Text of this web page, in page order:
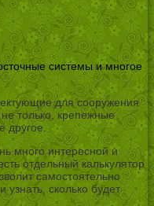
системы и многое
для сооружения
только, крепежные
другое.
много интересной и
отдельный калькулятор
самостоятельно
сколько будет